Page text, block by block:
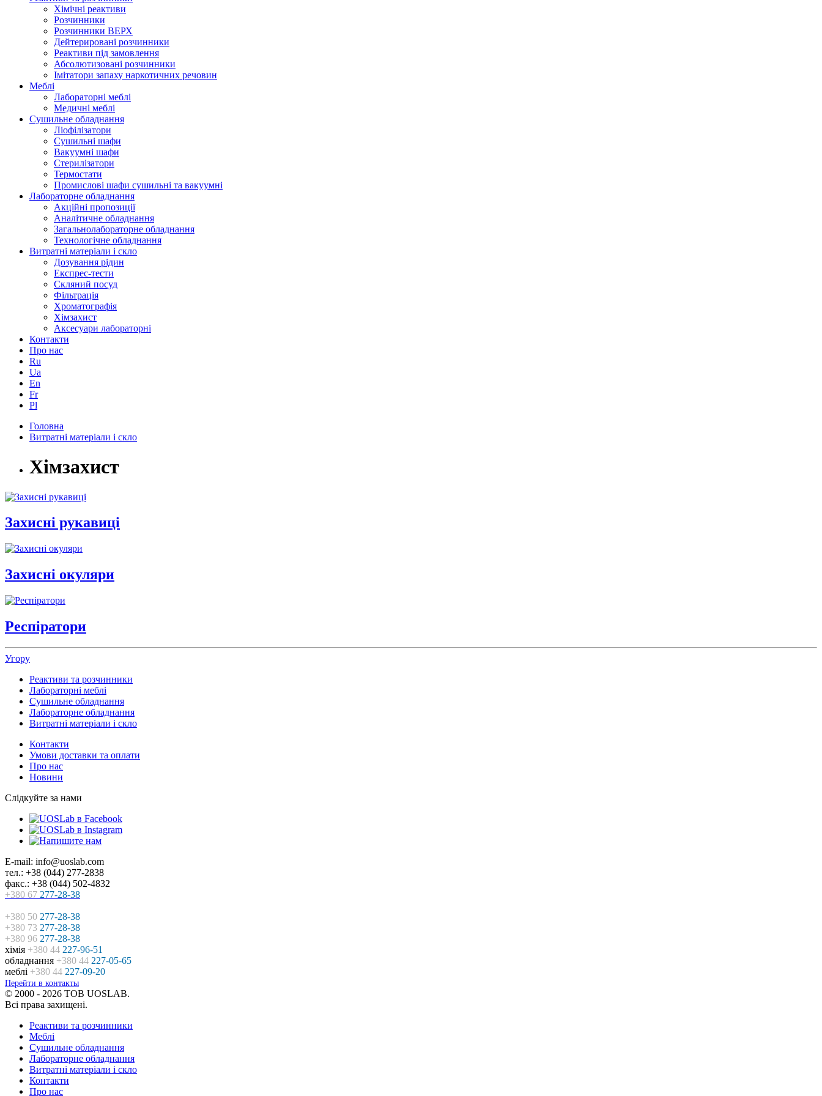
Хімічні реактиви
Розчинники
Розчинники ВЕРХ
Дейтерировані розчинники
Реактиви під замовлення
Абсолютизовані розчинники
Імітатори запаху наркотичних речовин
Меблі
Лабораторні меблі
Медичні меблі
Сушильне обладнання
Ліофілізатори
Сушильні шафи
Вакуумні шафи
Стерилізатори
Термостати
Промислові шафи сушильні та вакуумні
Лабораторне обладнання
Акційні пропозиції
Аналітичне обладнання
Загальнолабораторне обладнання
Технологічне обладнання
Витратні матеріали і скло
Дозування рідин
Експрес-тести
Скляний посуд
Фільтрація
Хроматографія
Хімзахист
Аксесуари лабораторні
Контакти
Про нас
Ru
Ua
En
Fr
Pl
Головна
Витратні матеріали і скло
Хімзахист
Захисні рукавиці
Захисні окуляри
Респіратори
Угору
Реактиви та розчинники
Лабораторні меблі
Сушильне обладнання
Лабораторне обладнання
Витратні матеріали і скло
Контакти
Умови доставки та оплати
Про нас
Новини
Слідкуйте за нами
E-mail: info@uoslab.com
тел.: +38 (044) 277-2838
факс.: +38 (044) 502-4832
+380 67 277-28-38
+380 50 277-28-38
+380 73 277-28-38
+380 96 277-28-38
хімія +380 44 227-96-51
обладнання +380 44 227-05-65
меблі +380 44 227-09-20
Перейти в контакты
© 2000 - 2026 ТОВ UOSLAB.
Всі права захищені.
Реактиви та розчинники
Меблі
Сушильне обладнання
Лабораторне обладнання
Витратні матеріали і скло
Контакти
Про нас